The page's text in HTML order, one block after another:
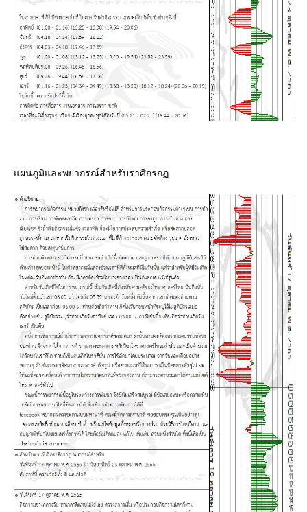
ผนภูมิและพยากรณ์สำหรับราศีกรก